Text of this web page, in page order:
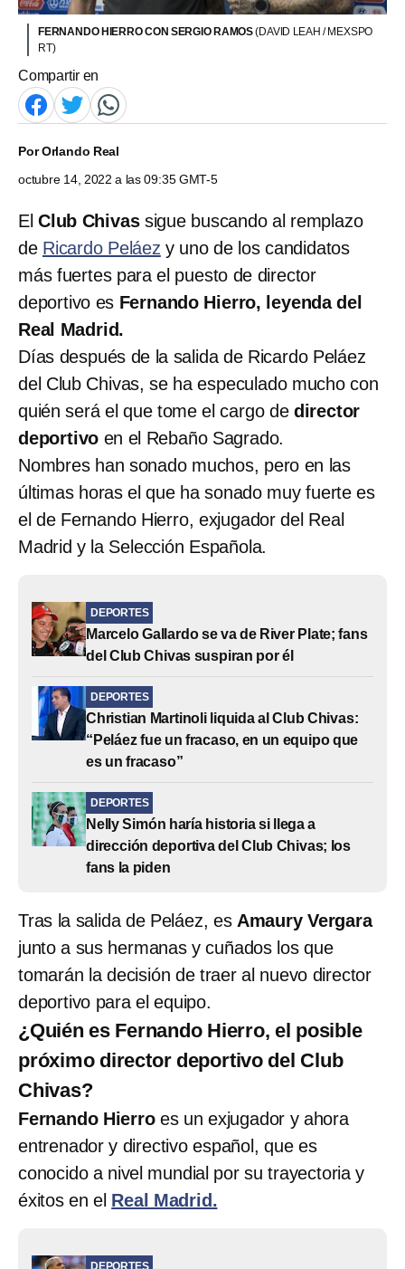
FERNANDO HIERRO CON SERGIO RAMOS(DAVID LEAH / MEXSPO
RT)
Compartir en
PorOrlando Real
octubre 14, 2022 a las 09:35 GMT-5
El Club Chivassigue buscando al remplazo
de Ricardo Peláez y uno de los candidatos
más fuertes para el puesto de director
deportivo es Fernando Hierro, leyenda del
Real Madrid.
Días después de la salida de Ricardo Peláez
del Club Chivas, se ha especulado mucho con
quién será el que tome el cargo de director
deportivo en el Rebaño Sagrado.
Nombres han sonado muchos, pero en las
últimas horas el que ha sonado muy fuerte es
el de Fernando Hierro, exjugador del Real
Madrid y la Selección Española.
DEPORTES
Marcelo Gallardo se va de River Plate; fans
del Club Chivas suspiran por él
DEPORTES
Christian Martinoli liquida al Club Chivas:
“Peláez fue un fracaso, en un equipo que
es un fracaso”
DEPORTES
Nelly Simón haría historia si llega a
dirección deportiva del Club Chivas; los
fans la piden
Tras la salida de Peláez, es Amaury Vergara
junto a sus hermanas y cuñados los que
tomarán la decisión de traer al nuevo director
deportivo para el equipo.
¿Quién es Fernando Hierro, el posible
próximo director deportivo del Club
Chivas?
Fernando Hierroes un exjugador y ahora
entrenador y directivo español, que es
conocido a nivel mundial por su trayectoria y
éxitos en el Real Madrid.
DEPORTES